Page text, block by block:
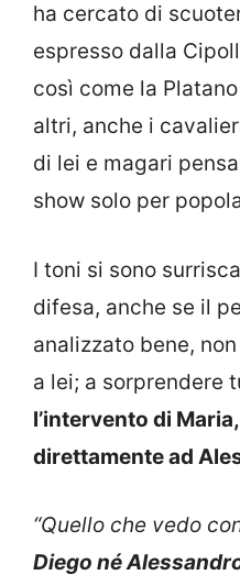
ha cercato di
espresso dalla
così come la
altri, anche i
di lei e magari
show solo per
I toni si sono
difesa, anche se il
analizzato bene,
a lei; a sorprendere
l’intervento di
direttamente ad
“Quello che vedo
Diego né